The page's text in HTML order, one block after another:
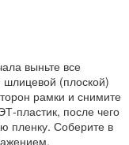
выньте все
(плоской)
рамки и снимите
пластик, после чего
пленку. Соберите в